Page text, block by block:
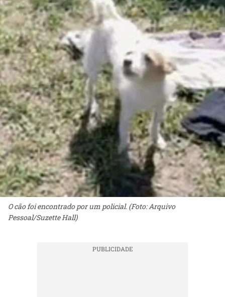
O cão foi encontrado por um policial. (Foto: Arquivo
Pessoal/Suzette Hall)